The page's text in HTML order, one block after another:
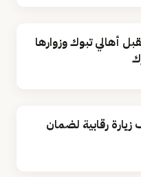
أهالي تبوك وزوارها
تنفّذ أكثر من 15 ألف زيارة رقابية لضمان